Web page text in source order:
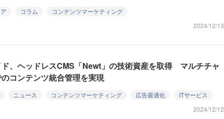
コラム
コンテンツマーケティング
2024/12/13
ド、ヘッドレスCMS「Newt」の技術資産を取得 マルチチャ
コンテンツ統合管理を実現
ニュース コンテンツマーケティング 広告最適化
ITサービス
2024/12/12